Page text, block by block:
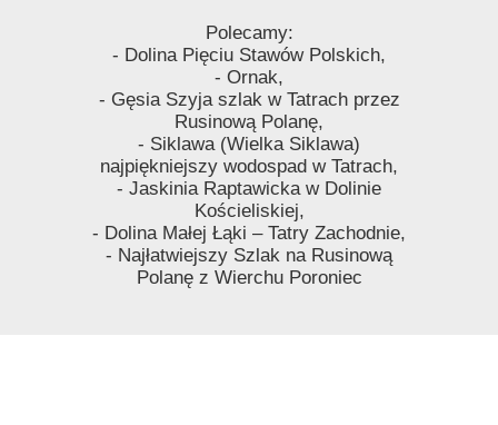
Polecamy:
- Dolina Pięciu Stawów Polskich,
- Ornak,
- Gęsia Szyja szlak w Tatrach przez
Rusinową Polanę,
- Siklawa (Wielka Siklawa)
najpiękniejszy wodospad w Tatrach,
- Jaskinia Raptawicka w Dolinie
Kościeliskiej,
- Dolina Małej Łąki – Tatry Zachodnie,
- Najłatwiejszy Szlak na Rusinową
Polanę z Wierchu Poroniec